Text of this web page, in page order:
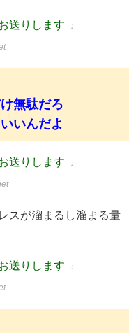
送りします ：
無駄だろ
いんだよ
送りします ：
スが溜まるし溜まる量
送りします ：